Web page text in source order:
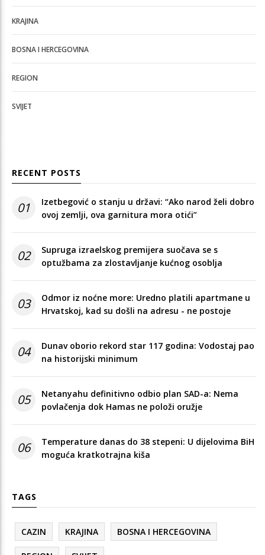
KRAJINA
BOSNA I HERCEGOVINA
REGION
SVIJET
RECENT POSTS
01
Izetbegović o stanju u državi: “Ako narod želi dobro
ovoj zemlji, ova garnitura mora otići”
02
Supruga izraelskog premijera suočava se s
optužbama za zlostavljanje kućnog osoblja
03
Odmor iz noćne more: Uredno platili apartmane u
Hrvatskoj, kad su došli na adresu - ne postoje
04
Dunav oborio rekord star 117 godina: Vodostaj pao
na historijski minimum
05
Netanyahu definitivno odbio plan SAD-a: Nema
povlačenja dok Hamas ne položi oružje
06
Temperature danas do 38 stepeni: U dijelovima BiH
moguća kratkotrajna kiša
TAGS
CAZIN KRAJINA BOSNA I HERCEGOVINA